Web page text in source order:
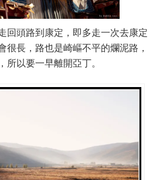
回頭路到康定，即多走一次去康定
很長，路也是崎嶇不平的爛泥路，
所以要一早離開亞丁。